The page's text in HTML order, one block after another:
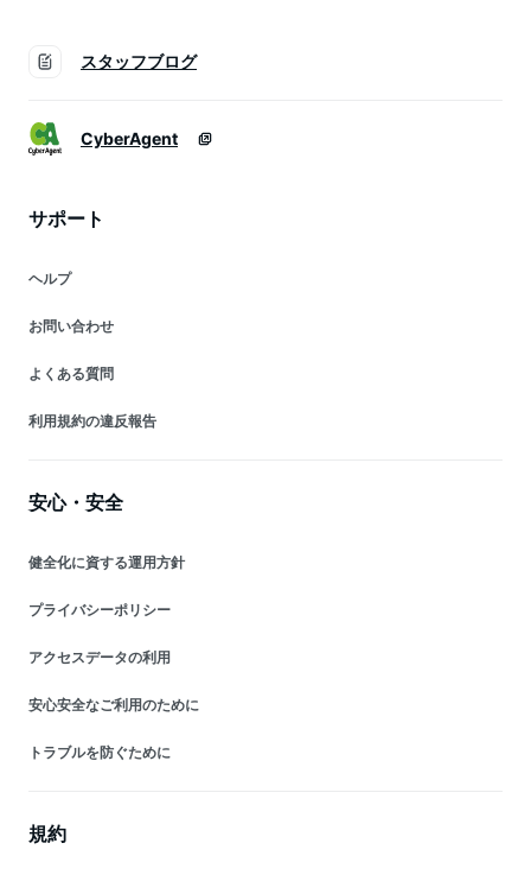
スタッフブログ
CyberAgent
サポート
ヘルプ
お問い合わせ
よくある質問
利用規約の違反報告
安心・安全
健全化に資する運用方針
プライバシーポリシー
アクセスデータの利用
安心安全なご利用のために
トラブルを防ぐために
規約